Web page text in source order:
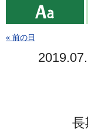
« 前の日
長